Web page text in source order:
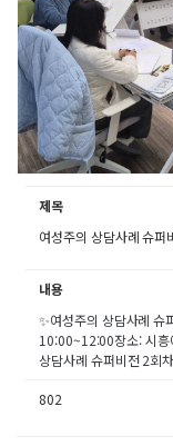
제목
여성주의 상담사례 슈퍼
내용
✨여성주의 상담사례
10:00~12:00장소: 시흥
상담사례 슈퍼비전 2회
802